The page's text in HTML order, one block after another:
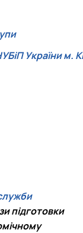
України м.
підготовки